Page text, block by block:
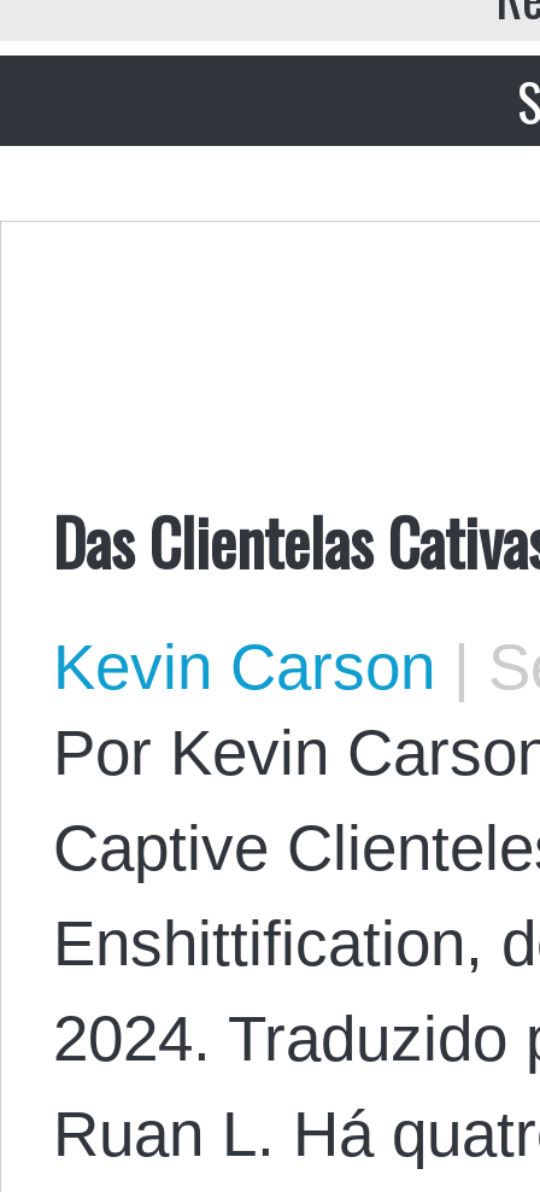
Das Clientelas
Kevin Carson |
Por Kevin
Captive
Enshittification,
2024. Traduzido
Ruan L. Há